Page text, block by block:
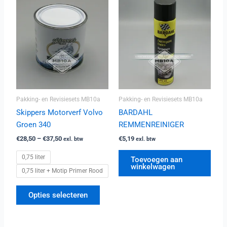
Pakking- en Revisiesets MB10a
Skippers Motorverf Volvo
Groen 340
€28,50 – €37,50
€28,50
€37,50
exl. btw
0,75 liter
0,75 liter + Motip Primer Rood
Opties selecteren
kan
gekozen
worden
productpagina
Pakking- en Revisiesets MB10a
BARDAHL
REMMENREINIGER
€5,19 exl. btw
Toevoegen aan
winkelwagen